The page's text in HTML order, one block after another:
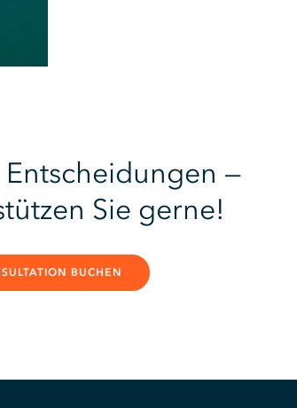
Entscheidungen —
Sie gerne!
BUCHEN